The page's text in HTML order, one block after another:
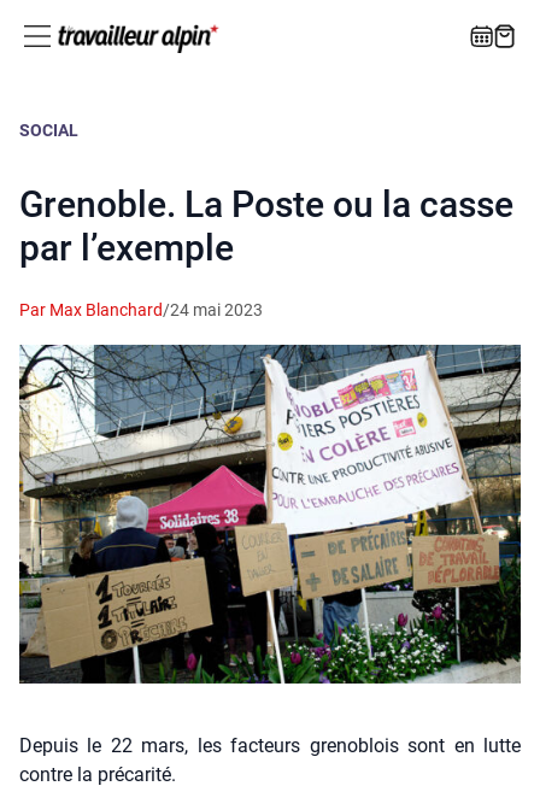
SOCIAL
Grenoble. La Poste ou la casse
par l’exemple
Par Max Blanchard/24 mai 2023
Depuis le 22 mars, les facteurs grenoblois sont en lutte
contre la précarité.